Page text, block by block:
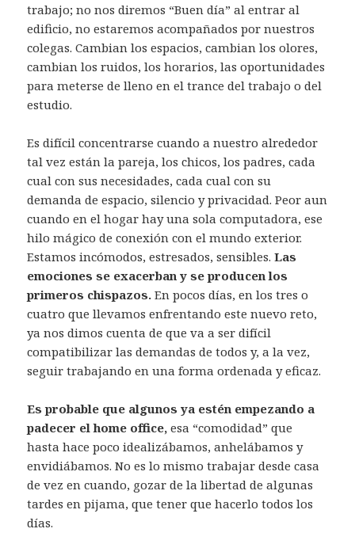
trabajo; no nos diremos “Buen día” al entrar al
edificio, no estaremos acompañados por nuestros
colegas. Cambian los espacios, cambian los olores,
cambian los ruidos, los horarios, las oportunidades
para meterse de lleno en el trance del trabajo o del
estudio.
Es difícil concentrarse cuando a nuestro alrededor
tal vez están la pareja, los chicos, los padres, cada
cual con sus necesidades, cada cual con su
demanda de espacio, silencio y privacidad. Peor aun
cuando en el hogar hay una sola computadora, ese
hilo mágico de conexión con el mundo exterior.
Estamos incómodos, estresados, sensibles.Las
emociones se exacerban y se producen los
primeros chispazos.En pocos días, en los tres o
cuatro que llevamos enfrentando este nuevo reto,
ya nos dimos cuenta de que va a ser difícil
compatibilizar las demandas de todos y, a la vez,
seguir trabajando en una forma ordenada y eficaz.
Es probable que algunos ya estén empezando a
padecer el home office,esa “comodidad” que
hasta hace poco idealizábamos, anhelábamos y
envidiábamos. No es lo mismo trabajar desde casa
de vez en cuando, gozar de la libertad de algunas
tardes en pijama, que tener que hacerlo todos los
días.